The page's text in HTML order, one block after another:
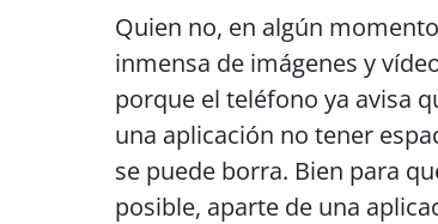
Quien no, en algún
inmensa de imágenes y
porque el teléfono ya avisa
una aplicación no tener
se puede borra. Bien para
posible, aparte de una